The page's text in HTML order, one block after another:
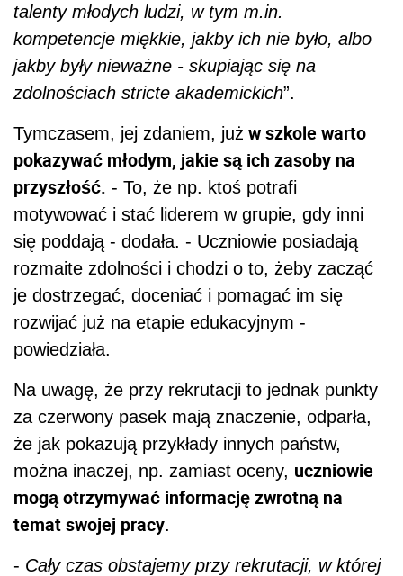
talenty młodych ludzi, w tym m.in.
kompetencje miękkie, jakby ich nie było, albo
jakby były nieważne - skupiając się na
zdolnościach stricte akademickich”.
Tymczasem, jej zdaniem, już w szkole warto
pokazywać młodym, jakie są ich zasoby na
przyszłość. - To, że np. ktoś potrafi
motywować i stać liderem w grupie, gdy inni
się poddają - dodała. - Uczniowie posiadają
rozmaite zdolności i chodzi o to, żeby zacząć
je dostrzegać, doceniać i pomagać im się
rozwijać już na etapie edukacyjnym -
powiedziała.
Na uwagę, że przy rekrutacji to jednak punkty
za czerwony pasek mają znaczenie, odparła,
że jak pokazują przykłady innych państw,
można inaczej, np. zamiast oceny, uczniowie
mogą otrzymywać informację zwrotną na
temat swojej pracy.
- Cały czas obstajemy przy rekrutacji, w której